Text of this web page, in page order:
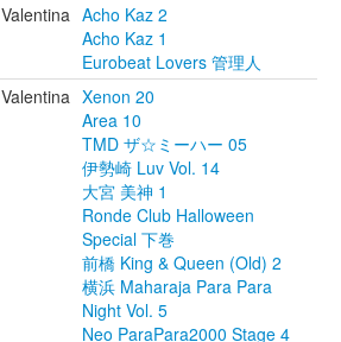
Valentina Acho Kaz 2
Acho Kaz 1
Eurobeat Lovers 管理人
Valentina Xenon 20
Area 10
TMD ザ☆ミーハー 05
伊勢崎 Luv Vol. 14
大宮 美神 1
Ronde Club Halloween
Special 下巻
前橋 King & Queen (Old) 2
横浜 Maharaja Para Para
Night Vol. 5
Neo ParaPara2000 Stage 4